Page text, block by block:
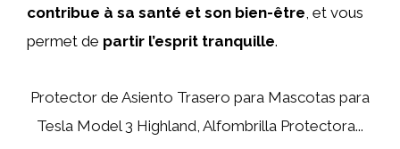
contribue à sa santé et son bien-être, et vous
permet de partir l’esprit tranquille.
Protector de Asiento Trasero para Mascotas para
Tesla Model 3 Highland, Alfombrilla Protectora...